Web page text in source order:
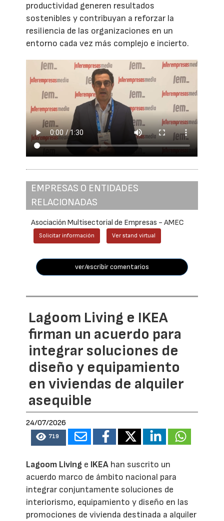
productividad generen resultados
sostenibles y contribuyan a reforzar la
resiliencia de las organizaciones en un
entorno cada vez más complejo e incierto.
EMPRESAS O ENTIDADES
RELACIONADAS
Asociación Multisectorial de Empresas - AMEC
Solicitar información Ver stand virtual
ver/escribir comentarios
Lagoom Living e IKEA
firman un acuerdo para
integrar soluciones de
diseño y equipamiento
en viviendas de alquiler
asequible
24/07/2026
719
Lagoom Living e IKEA han suscrito un
acuerdo marco de ámbito nacional para
integrar conjuntamente soluciones de
interiorismo, equipamiento y diseño en las
promociones de vivienda destinada a alquiler